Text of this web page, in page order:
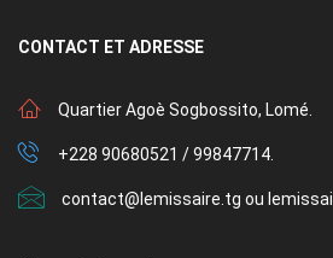
CONTACT ET ADRESSE
Quartier Agoè Sogbossito, Lomé.
+228 90680521 / 99847714.
contact@lemissaire.tg ou